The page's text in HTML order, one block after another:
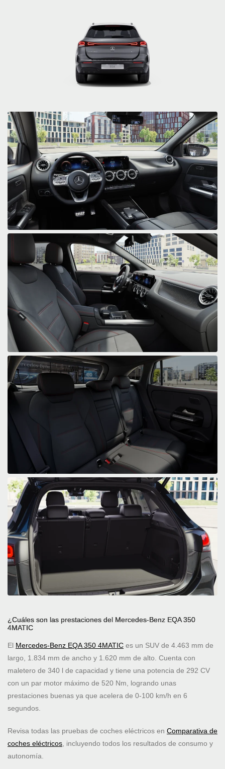
¿Cuáles son las prestaciones del Mercedes-Benz EQA 350
4MATIC
El Mercedes-Benz EQA 350 4MATIC es un SUV de 4.463 mm de
largo, 1.834 mm de ancho y 1.620 mm de alto. Cuenta con
maletero de 340 l de capacidad y tiene una potencia de 292 CV
con un par motor máximo de 520 Nm, logrando unas
prestaciones buenas ya que acelera de 0-100 km/h en 6
segundos.
Revisa todas las pruebas de coches eléctricos en Comparativa de
coches eléctricos , incluyendo todos los resultados de consumo y
autonomía.